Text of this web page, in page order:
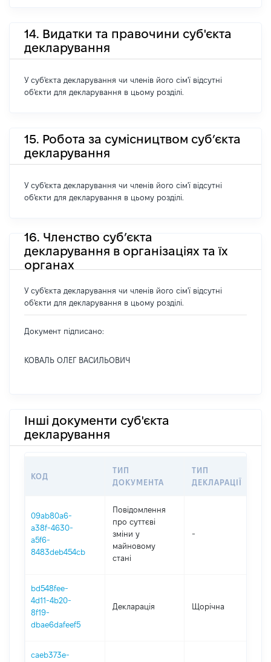
14. Видатки та правочини суб'єкта
декларування
У суб'єкта декларування чи членів його сім'ї відсутні
об'єкти для декларування в цьому розділі.
15. Робота за сумісництвом суб’єкта
декларування
У суб'єкта декларування чи членів його сім'ї відсутні
об'єкти для декларування в цьому розділі.
16. Членство суб’єкта
декларування в організаціях та їх
органах
У суб'єкта декларування чи членів його сім'ї відсутні
об'єкти для декларування в цьому розділі.
Документ підписано:
КОВАЛЬ ОЛЕГ ВАСИЛЬОВИЧ
Інші документи суб'єкта
декларування
КОД
ТИП
ДОКУМЕНТА
ТИП
ДЕКЛАРАЦІЇ
09ab80a6-
a38f-4630-
a5f6-
8483deb454cb
Повідомлення
про суттєві
зміни y
майновому
стані
-
bd548fee-
4d11-4b20-
8f19-
dbae6dafeef5
Декларація Щорічна
caeb373e-